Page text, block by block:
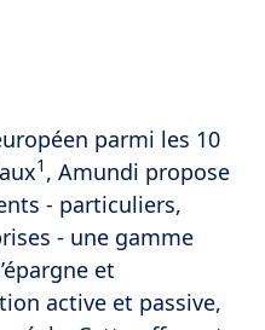
parmi les 10
1 , Amundi propose
- particuliers,
- une gamme
et
active et passive,